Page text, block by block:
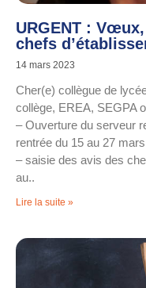
URGENT :
chefs
14 mars 2023
Cher(e) collègue de
collège, EREA, SEGPA
– Ouverture du serveur
rentrée du 15 au 27
– saisie des avis des
au..
Lire la suite »